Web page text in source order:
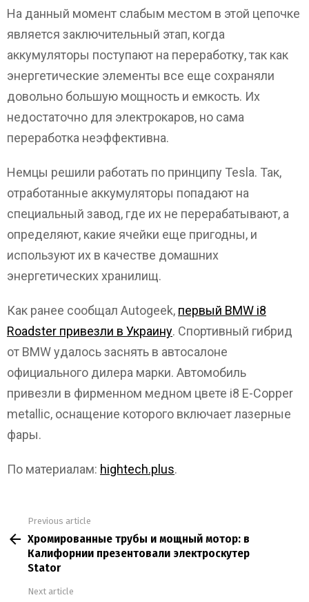
На данный момент слабым местом в этой цепочке
является заключительный этап, когда
аккумуляторы поступают на переработку, так как
энергетические элементы все еще сохраняли
довольно большую мощность и емкость. Их
недостаточно для электрокаров, но сама
переработка неэффективна.
Немцы решили работать по принципу Tesla. Так,
отработанные аккумуляторы попадают на
специальный завод, где их не перерабатывают, а
определяют, какие ячейки еще пригодны, и
используют их в качестве домашних
энергетических хранилищ.
Как ранее сообщал Autogeek, первый BMW i8
Roadster привезли в Украину. Спортивный гибрид
от BMW удалось заснять в автосалоне
официального дилера марки. Автомобиль
привезли в фирменном медном цвете i8 E-Copper
metallic, оснащение которого включает лазерные
фары.
По материалам: hightech.plus.
more
Previous article
Хромированные трубы и мощный мотор: в
Калифорнии презентовали электроскутер
Stator
Next article